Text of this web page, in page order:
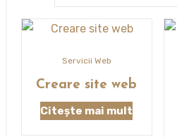
Servicii Web
Creare site web
Citește mai mult